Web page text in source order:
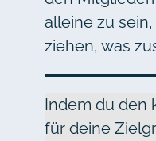
alleine zu
ziehen, was
Indem du den
für deine